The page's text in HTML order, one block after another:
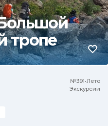
тропе
№391•Лето
Экскурсии